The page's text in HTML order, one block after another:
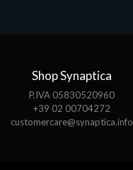
Shop Synaptica
P.IVA 05830520960
+39 02 00704272
customercare@synaptica.info